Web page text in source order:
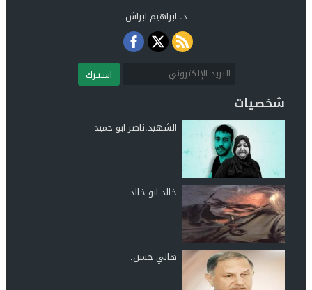
د. ابراهيم ابراش
اشـتـرك
شخصيات
الشهيد.ناصر ابو حميد
خالد ابو خالد
هاني حسن.